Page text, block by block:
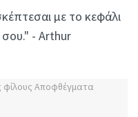
με το κεφάλι
σου." - Arthur